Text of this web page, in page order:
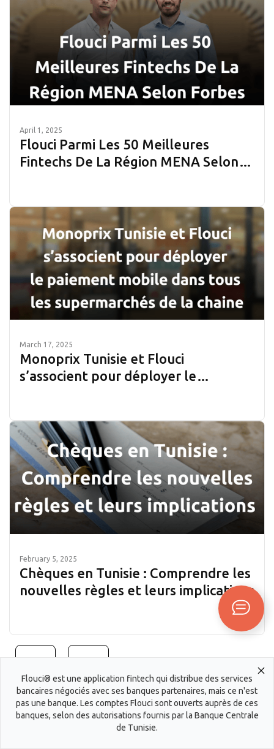
April 1, 2025
Flouci Parmi Les 50 Meilleures
Fintechs De La Région MENA Selon
March 17, 2025
Monoprix Tunisie et Flouci
s’associent pour déployer le
February 5, 2025
Chèques en Tunisie : Comprendre les
nouvelles règles et leurs implications
Flouci® est une application fintech qui distribue des services
bancaires négociés avec ses banques partenaires, mais ce n'est
pas une banque. Les comptes Flouci sont ouverts auprès de ces
banques, selon des autorisations fournis par la Banque Centrale
de Tunisie.